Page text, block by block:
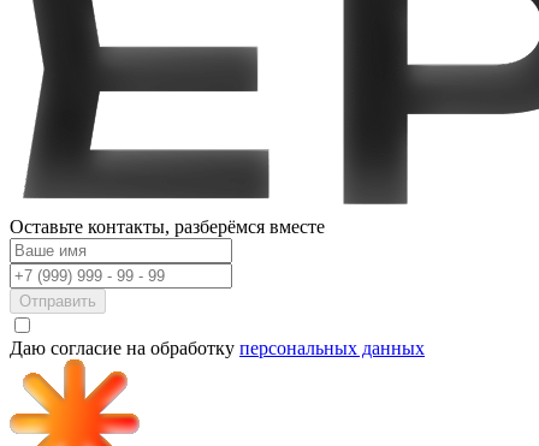
Оставьте контакты, разберёмся вместе
Отправить
Даю согласие на обработку персональных данных